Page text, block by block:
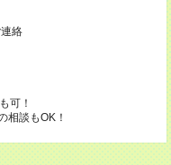
絡
可！
相談もOK！